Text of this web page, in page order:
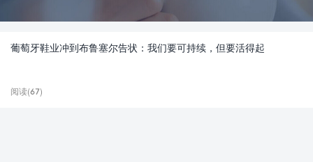
葡萄牙鞋业冲到布鲁塞尔告状：我们要可持续，但要活得起
阅读(67)